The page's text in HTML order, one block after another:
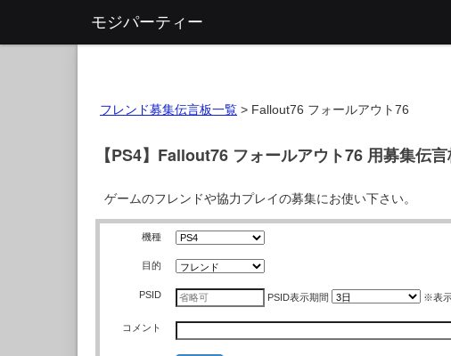
モジパーティー
フレンド募集伝言板一覧 > Fallout76 フォールアウト76
【PS4】Fallout76 フォールアウト76 用募集伝言
ゲームのフレンドや協力プレイの募集にお使い下さい。
機種
目的
PSID PSID表示期間 ※表
コメント